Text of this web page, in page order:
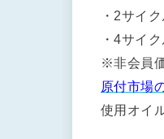
・2サイ
・4サイ
※非会員
原付市場
使用オイ